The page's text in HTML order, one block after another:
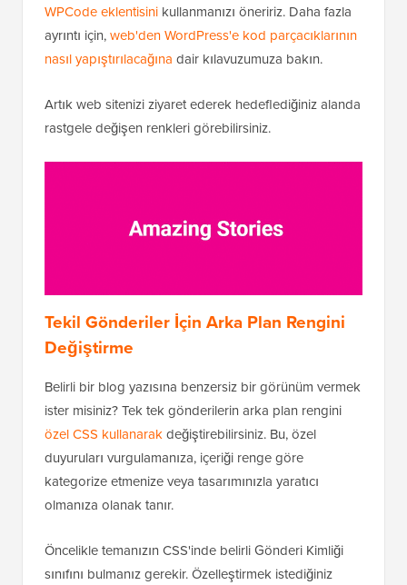
WPCode eklentisini kullanmanızı öneririz. Daha fazla
ayrıntı için,web'den WordPress'e kod parçacıklarının
nasıl yapıştırılacağına dair kılavuzumuza bakın.
Artık web sitenizi ziyaret ederek hedeflediğiniz alanda
rastgele değişen renkleri görebilirsiniz.
Tekil Gönderiler İçin Arka Plan Rengini
Değiştirme
Belirli bir blog yazısına benzersiz bir görünüm vermek
ister misiniz? Tek tek gönderilerin arka plan rengini
özel CSS kullanarakdeğiştirebilirsiniz. Bu, özel
duyuruları vurgulamanıza, içeriği renge göre
kategorize etmenize veya tasarımınızla yaratıcı
olmanıza olanak tanır.
Öncelikle temanızın CSS'inde belirli Gönderi Kimliği
sınıfını bulmanız gerekir. Özelleştirmek istediğiniz